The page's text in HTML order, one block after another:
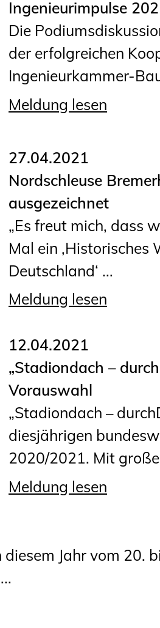
Geschäftsstelle
Mitgliedschaft
Unsere
Informationen für
Anträge,
Fortbildung/
Informationen für
Ingenieurinnen
Recht
Publikationen
Stellenbörse
Staatlich
Sachverständige
Öffentlich
vereidigte
Qualifizierte
Sachkundige für
Ingenieurimpulse
Die
der erfolgreichen
Ingenieurkammer-
Meldung lesen
27.04.2021
Nordschleuse
ausgezeichnet
„Es freut mich, dass
Mal ein
Deutschland‘ ...
Meldung lesen
12.04.2021
„Stadiondach –
Vorauswahl
„Stadiondach –
diesjährigen
2020/2021. Mit
Meldung lesen
Jahr vom 20.